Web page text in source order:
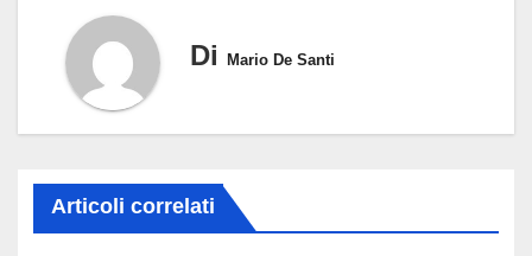
Di Mario De Santi
Articoli correlati